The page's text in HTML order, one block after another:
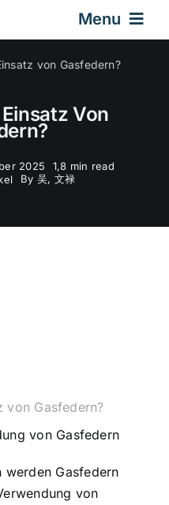
Menu
Startseite
Gasdruckfeder
Auto Gasfedern
Deutsch
von Gasfedern?
Von
2025
1,8 min read
By 吴, 文禄
von Gasfedern?
von Gasfedern
werden Gasfedern
von